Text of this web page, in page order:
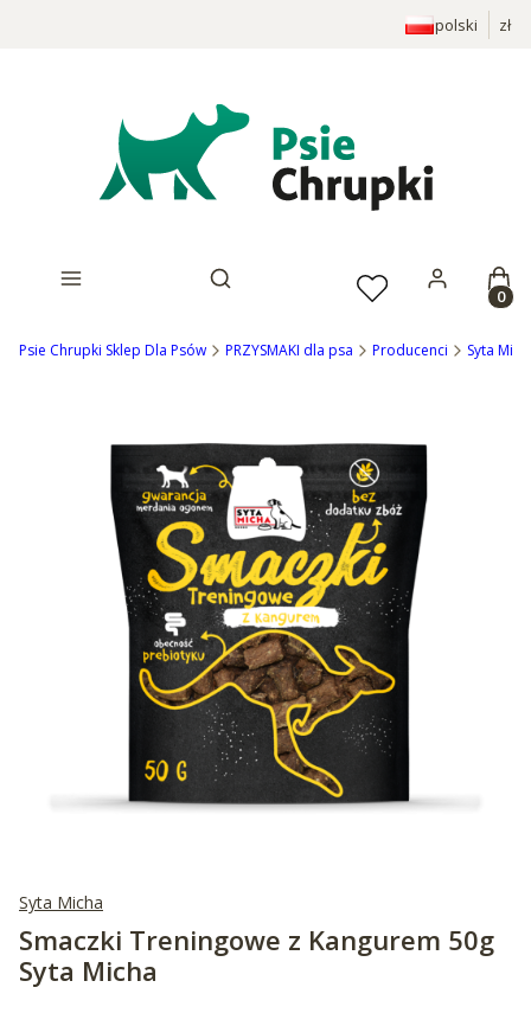
polski zł
Otwórz wyszukiwarkę
Psie Chrupki Sklep Dla Psów PRZYSMAKI dla psa Producenci Syta
Syta Micha
Smaczki Treningowe z Kangurem 50g
Syta Micha